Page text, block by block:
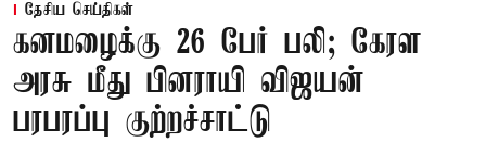
தேசிய செய்திகள்
கனமழைக்கு 26 பேர் பலி; கேரள
அரசு மீது பினராயி விஜயன்
பரபரப்பு குற்றச்சாட்டு